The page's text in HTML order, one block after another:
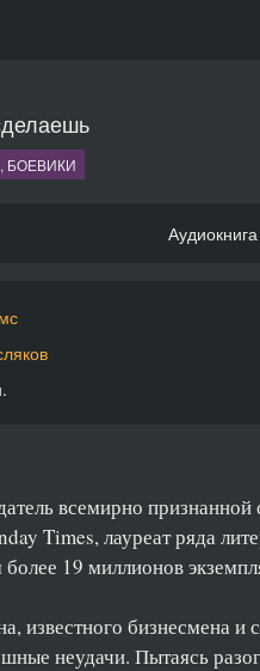
БОЕВИКИ
всемирно признанной
Times, лауреат ряда
19 миллионов
известного бизнесмена и
неудачи. Пытаясь